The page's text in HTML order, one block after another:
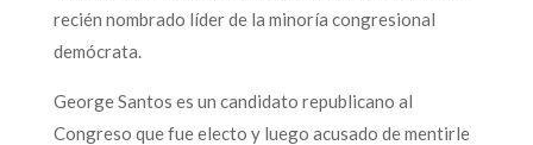
recién nombrado líder de la minoría congresional
demócrata.
George Santos es un candidato republicano al
Congreso que fue electo y luego acusado de mentirle